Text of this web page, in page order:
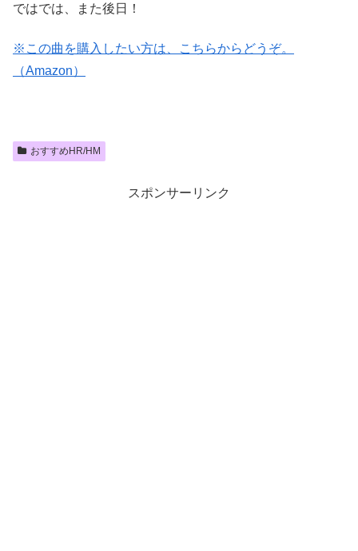
ではでは、また後日！
※この曲を購入したい方は、こちらからどうぞ。
（Amazon）
おすすめHR/HM
スポンサーリンク